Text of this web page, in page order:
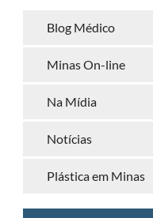
Blog Médico
Minas On-line
Na Mídia
Notícias
Plástica em Minas